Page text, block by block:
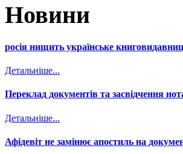
Новини
росія нищить українське
Детальніше...
Переклад документів та засвідчення
Детальніше...
Афідевіт не замінює апостиль на